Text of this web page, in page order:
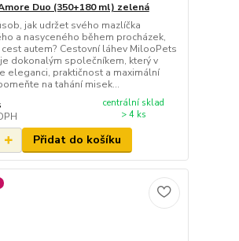
Duo (350+180 ml) zelená
jak udržet svého mazlíčka
a nasyceného během procházek,
autem? Cestovní láhev MilooPets
dokonalým společníkem, který v
eleganci, praktičnost a maximální
na tahání misek...
centrální sklad
> 4 ks
Přidat do košíku